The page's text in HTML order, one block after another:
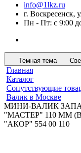
info@1lkz.ru
г. Воскресенск,
Пн - Пт: с 9:00
Темная тема
Главная
Каталог
Сопутствующие
Валик в Москве
МИНИ-ВАЛИК
"МАСТЕР" 110 ММ
"АКОР" 554 00 110